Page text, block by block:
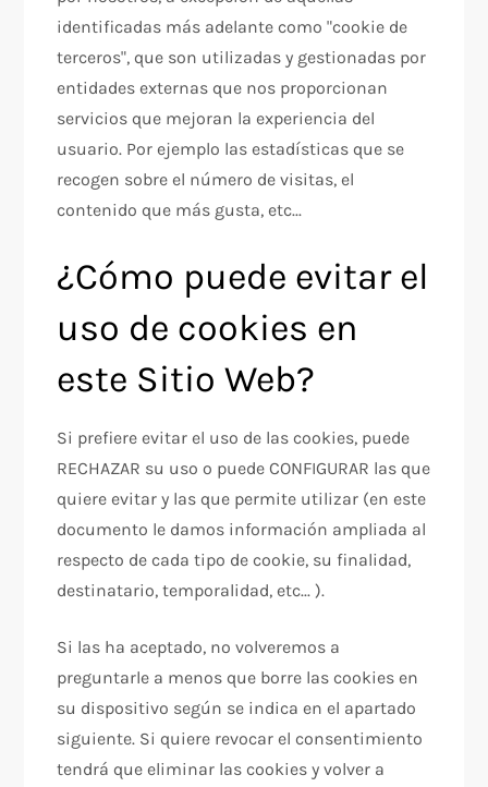
identificadas más adelante como "cookie de
terceros", que son utilizadas y gestionadas por
entidades externas que nos proporcionan
servicios que mejoran la experiencia del
usuario. Por ejemplo las estadísticas que se
recogen sobre el número de visitas, el
contenido que más gusta, etc...
¿Cómo puede evitar el
uso de cookies en
este Sitio Web?
Si prefiere evitar el uso de las cookies, puede
RECHAZAR su uso o puede CONFIGURAR las que
quiere evitar y las que permite utilizar (en este
documento le damos información ampliada al
respecto de cada tipo de cookie, su finalidad,
destinatario, temporalidad, etc... ).
Si las ha aceptado, no volveremos a
preguntarle a menos que borre las cookies en
su dispositivo según se indica en el apartado
siguiente. Si quiere revocar el consentimiento
tendrá que eliminar las cookies y volver a